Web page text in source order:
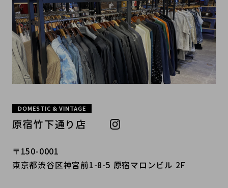
DOMESTIC & VINTAGE
原宿竹下通り店
〒150-0001
東京都渋谷区神宮前1-8-5 原宿マロンビル 2F